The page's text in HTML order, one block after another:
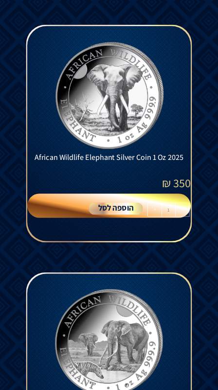
African Wildlife Elephant Silver Coin 1 Oz 2025
350
₪
-
+ הוספה לסל